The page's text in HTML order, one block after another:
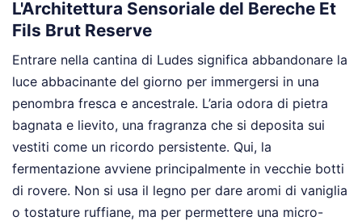
L'Architettura Sensoriale del Bereche Et
Fils Brut Reserve
Entrare nella cantina di Ludes significa abbandonare la
luce abbacinante del giorno per immergersi in una
penombra fresca e ancestrale. L’aria odora di pietra
bagnata e lievito, una fragranza che si deposita sui
vestiti come un ricordo persistente. Qui, la
fermentazione avviene principalmente in vecchie botti
di rovere. Non si usa il legno per dare aromi di vaniglia
o tostature ruffiane, ma per permettere una micro-